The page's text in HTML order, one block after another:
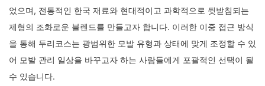
었으며, 전통적인 한국 재료와 현대적이고 과학적으로 뒷받침되는
제형의 조화로운 블렌드를 만들고자 합니다. 이러한 이중 접근 방식
을 통해 두리코스는 광범위한 모발 유형과 상태에 맞게 조정할 수 있
어 모발 관리 일상을 바꾸고자 하는 사람들에게 포괄적인 선택이 될
수 있습니다.